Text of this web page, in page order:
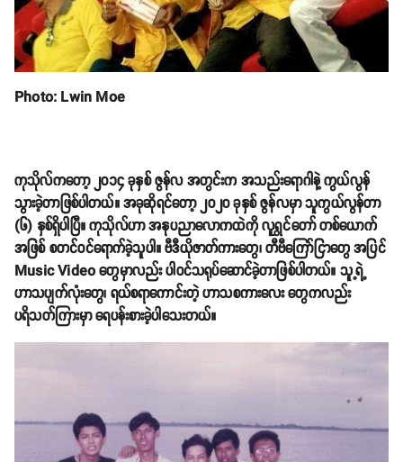
Photo: Lwin Moe
ကုသိုလ်ကတော့ ၂၀၁၄ ခုနှစ် ဇွန်လ အတွင်းက အသည်းရောဂါနဲ့ ကွယ်လွန်
သွားခဲ့တာဖြစ်ပါတယ်။ အခုဆိုရင်တော့ ၂၀၂၀ ခုနှစ် ဇွန်လမှာ သူကွယ်လွန်တာ
(၆) နှစ်ရှိပါပြီ။ ကုသိုလ်ဟာ အနုပညာလောကထဲကို လူရွှင်တော် တစ်ယောက်
အဖြစ် စတင်ဝင်ရောက်ခဲ့သူပါ။ ဗီဒီယိုဇာတ်ကားတွေ၊ တီဗီကြော်ငြာတွေ အပြင်
Music Video တွေမှာလည်း ပါဝင်သရုပ်ဆောင်ခဲ့တာဖြစ်ပါတယ်။ သူ့ရဲ့
ဟာသပျက်လုံးတွေ၊ ရယ်စရာကောင်းတဲ့ ဟာသစကားလေး တွေကလည်း
ပရိသတ်ကြားမှာ ရေပန်းစားခဲ့ပါသေးတယ်။